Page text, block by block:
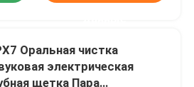
Оральная чистка
электрическая
щетка Пара